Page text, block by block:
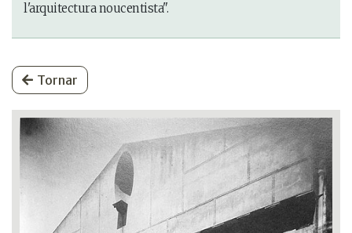
l'arquitectura noucentista".
Tornar